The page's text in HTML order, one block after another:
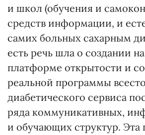
и школ (обучения и
средств информации, и
самих больных сахарным
есть речь шла о создании
платформе открытости и
реальной программы
диабетического сервиса
ряда коммуникативных,
и обучающих структур. Эта